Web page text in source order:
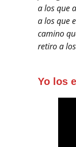
a los que
a los que
camino
retiro a
Yo los